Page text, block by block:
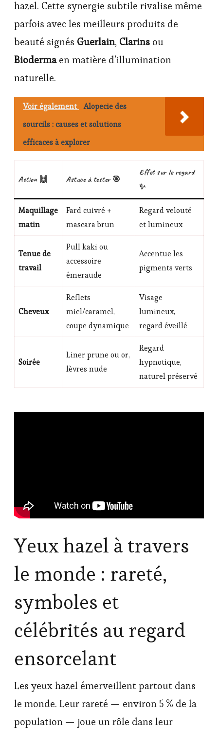
hazel. Cette synergie subtile rivalise même
parfois avec les meilleurs produits de
beauté signés Guerlain, Clarins ou
Biodermaen matière d’illumination
naturelle.
Voir également
Alopecie des
sourcils : causes et solutions
efficaces à explorer
Action 🙌 Astuce à tester 🎯
Effet sur le regard
✨
Maquillage
matin
Fard cuivré +
mascara brun
Regard velouté
et lumineux
Tenue de
travail
Pull kaki ou
accessoire
émeraude
Accentue les
pigments verts
Cheveux
Reflets
miel/caramel,
coupe dynamique
Visage
lumineux,
regard éveillé
Soirée
Liner prune ou or,
lèvres nude
Regard
hypnotique,
naturel préservé
Yeux hazel à travers
le monde : rareté,
symboles et
célébrités au regard
ensorcelant
Les yeux hazel émerveillent partout dans
le monde. Leur rareté — environ 5 % de la
population — joue un rôle dans leur